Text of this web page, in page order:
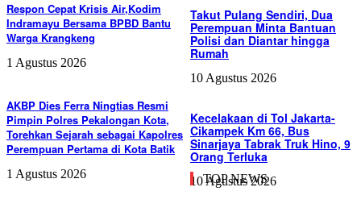
Respon Cepat Krisis Air,Kodim
Indramayu Bersama BPBD Bantu
Warga Krangkeng
1 Agustus 2026
AKBP Dies Ferra Ningtias Resmi
Pimpin Polres Pekalongan Kota,
Torehkan Sejarah sebagai Kapolres
Perempuan Pertama di Kota Batik
1 Agustus 2026
Takut Pulang Sendiri, Dua
Perempuan Minta Bantuan
Polisi dan Diantar hingga
Rumah
10 Agustus 2026
Kecelakaan di Tol Jakarta-
Cikampek Km 66, Bus
Sinarjaya Tabrak Truk Hino, 9
Orang Terluka
10 Agustus 2026
TOP NEWS